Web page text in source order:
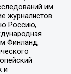
им
журналистов
Россию,
Финланд,
и